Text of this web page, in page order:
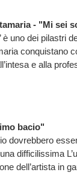
- "Mi sei
è uno dei pilastri
conquistano
e alla
bacio"
dovrebbero
difficilissima
dell’artista in